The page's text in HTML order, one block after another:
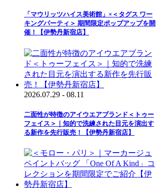
「マウリッツハイス美術館」×＜タグス ワー
キングパーティ＞ 期間限定ポップアップを開
催！【伊勢丹新宿店】
2026.07.29 - 08.11
二面性が特徴のアイウエアブランド＜トゥー
フェイス＞｜知的で洗練された目元を演出す
る新作を先行販売！【伊勢丹新宿店】